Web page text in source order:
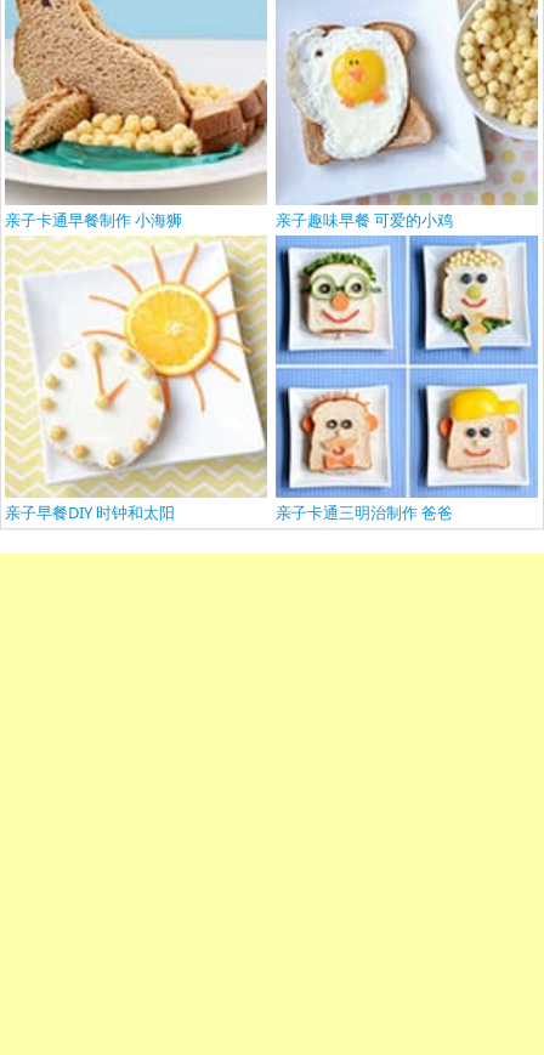
亲子卡通早餐制作 小海狮 亲子趣味早餐 可爱的小鸡
亲子早餐DIY 时钟和太阳 亲子卡通三明治制作 爸爸